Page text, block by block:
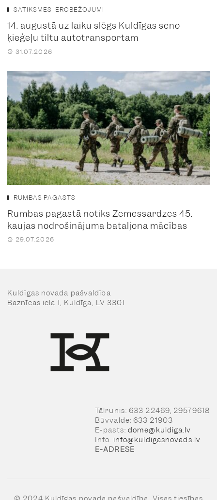
SATIKSMES IEROBEŽOJUMI
14. augustā uz laiku slēgs Kuldīgas seno
ķieģeļu tiltu autotransportam
31.07.2026
RUMBAS PAGASTS
Rumbas pagastā notiks Zemessardzes 45.
kaujas nodrošinājuma bataljona mācības
29.07.2026
Kuldīgas novada pašvaldība
Baznīcas iela 1, Kuldīga, LV 3301
Tālrunis: 633 22469, 29579618
Būvvalde: 633 21903
E-pasts: dome@kuldiga.lv
Info: info@kuldigasnovads.lv
E-ADRESE